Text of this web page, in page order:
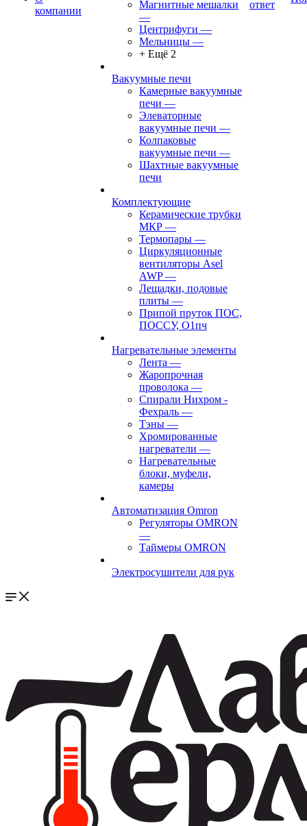
компании
Магнитные мешалки
—
Центрифуги —
Мельницы —
+ Ещё 2
Вакуумные печи
Камерные вакуумные
печи —
Элеваторные
вакуумные печи —
Колпаковые
вакуумные печи —
Шахтные вакуумные
печи
Комплектующие
Керамические трубки
МКР —
Термопары —
Циркуляционные
вентиляторы Asel
AWP—
Лещадки, подовые
плиты —
Припой пруток ПОС,
ПОССУ, О1пч
Нагревательные элементы
Лента —
Жаропрочная
проволока —
Спирали Нихром -
Фехраль —
Тэны —
Хромированные
нагреватели —
Нагревательные
блоки, муфели,
камеры
Автоматизация Omron
Регуляторы OMRON
—
Таймеры OMRON
Электросушители для рук
ответ